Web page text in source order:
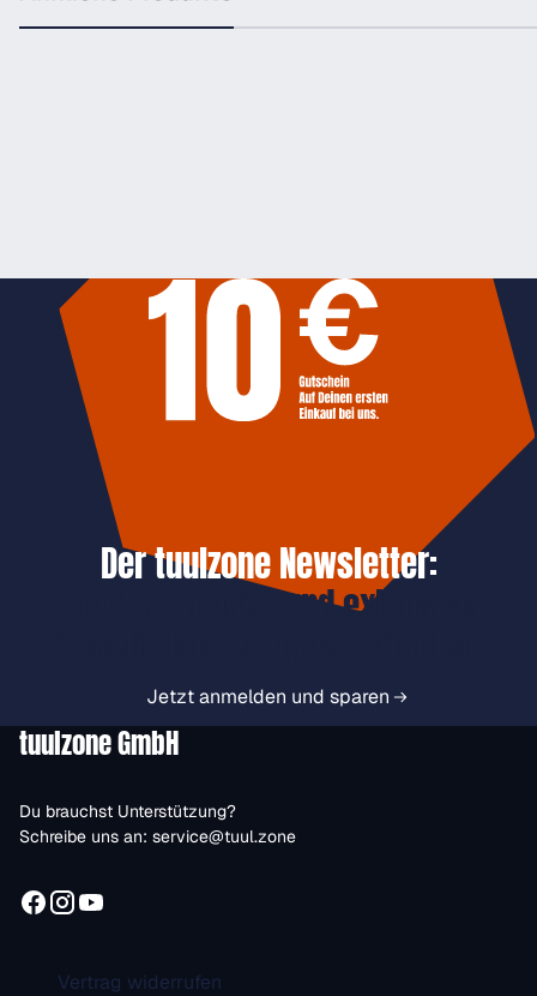
Der tuulzone Newsletter:
Jetzt anmelden und exklusive
Jetzt anmelden und sparen
tuulzone GmbH
Du brauchst Unterstützung?
Schreibe uns an: service@tuul.zone
Vertrag widerrufen